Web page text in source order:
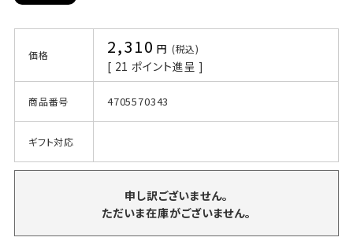
価格 2,310 税込
[ 21 ポイント進呈 ]
商品番号 4705570343
ギフト対応
申し訳ございません。
ただいま在庫がございません。